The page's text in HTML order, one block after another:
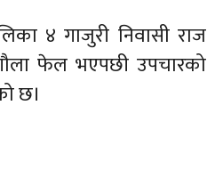
४ गाजुरी निवासी राज
फेल भएपछी उपचारको
छ।